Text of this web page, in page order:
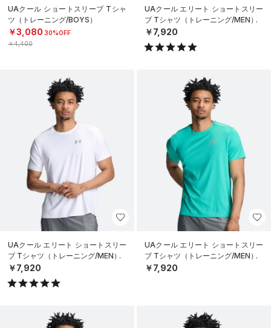
UAクール ショートスリーブ Tシャ
ツ（トレーニング/BOYS）
￥3,080 30%OFF
￥4,400
UAクール エリート ショートスリー
ブ Tシャツ（トレーニング/MEN）
￥7,920
UAクール エリート ショートスリー
ブ Tシャツ（トレーニング/MEN）
￥7,920
UAクール エリート ショートスリー
ブ Tシャツ（トレーニング/MEN）
￥7,920